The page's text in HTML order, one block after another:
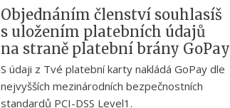
Objednáním členství souhlasíš
s uložením platebních údajů
na straně platební brány GoPay
S údaji z Tvé platební karty nakládá GoPay dle
nejvyšších mezinárodních bezpečnostních
standardů PCI-DSS Level1.